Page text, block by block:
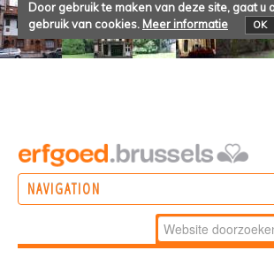
Door gebruik te maken van deze site, gaat u
gebruik van cookies. Meer informatie OK
NAVIGATION
Zoek
Geavanceerd